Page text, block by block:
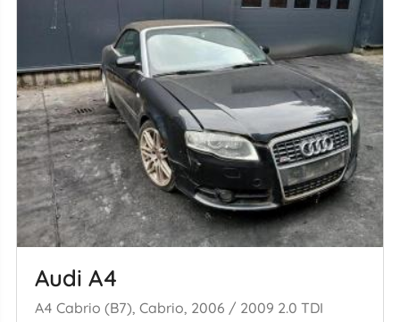
Audi A4
A4 Cabrio (B7), Cabrio, 2006 / 2009 2.0 TDI